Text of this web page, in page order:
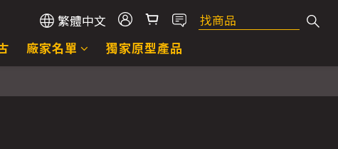
繁體中文
廠家名單 獨家原型產品